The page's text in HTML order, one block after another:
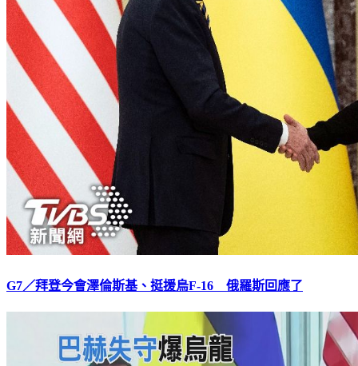
G7／拜登今會澤倫斯基、挺援烏F-16 俄羅斯回應了